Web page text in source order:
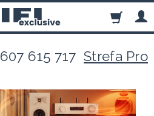
607 615 717Strefa Pro